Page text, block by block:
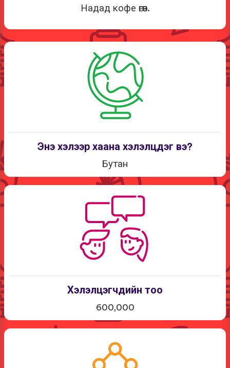
Надад кофе өгөөч.
Энэ хэлээр хаана хэлэлцдэг вэ?
Бутан
Хэлэлцэгчдийн тоо
600,000